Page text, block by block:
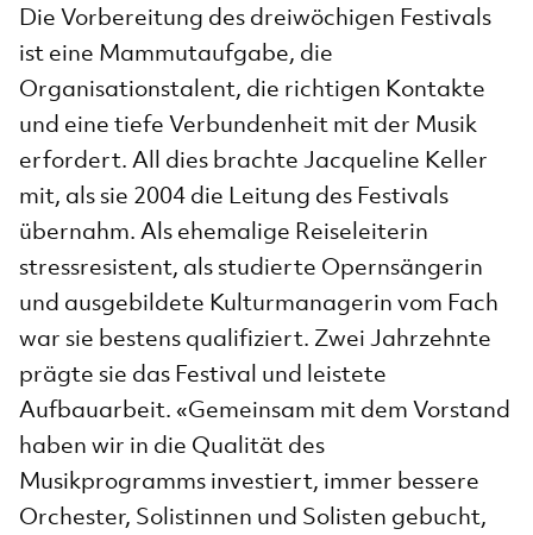
Die Vorbereitung des dreiwöchigen Festivals
ist eine Mammutaufgabe, die
Organisationstalent, die richtigen Kontakte
und eine tiefe Verbundenheit mit der Musik
erfordert. All dies brachte Jacqueline Keller
mit, als sie 2004 die Leitung des Festivals
übernahm. Als ehemalige Reiseleiterin
stressresistent, als studierte Opernsängerin
und ausgebildete Kulturmanagerin vom Fach
war sie bestens qualifiziert. Zwei Jahrzehnte
prägte sie das Festival und leistete
Aufbauarbeit. «Gemeinsam mit dem Vorstand
haben wir in die Qualität des
Musikprogramms investiert, immer bessere
Orchester, Solistinnen und Solisten gebucht,